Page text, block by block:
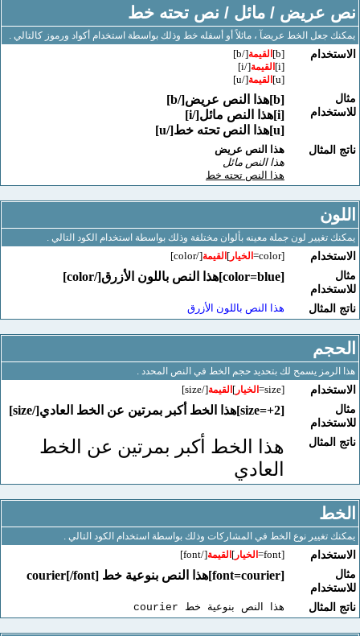
/ مائل / نص تحته خط
جعل الخط عريضآ ، مائلاً أو أسفله خط وذلك بواسطة استخدام أكواد ورموز كالتالي .
[b] القيمة[/b]
القيمة[/i]
القيمة[/u]
[i]هذا النص مائل[/i]
هذا النص عريض
هذا النص مائل
هذا النص تحته خط
لون جملة معينه بألوان مختلفة وذلك بواسطة استخدام الكود التالي .
[color= الخيار]القيمة [/color]
هذا النص باللون الأزرق
يسمح لك بتحديد حجم الخط في النص المحدد .
[size= الخيار]القيمة [/size]
هذا الخط أكبر بمرتين عن الخط
العادي
تغيير نوع الخط في المشاركات وذلك بواسطة استخدام الكود التالي .
[font= الخيار]القيمة [/font]
هذا النص بنوعية خط courier